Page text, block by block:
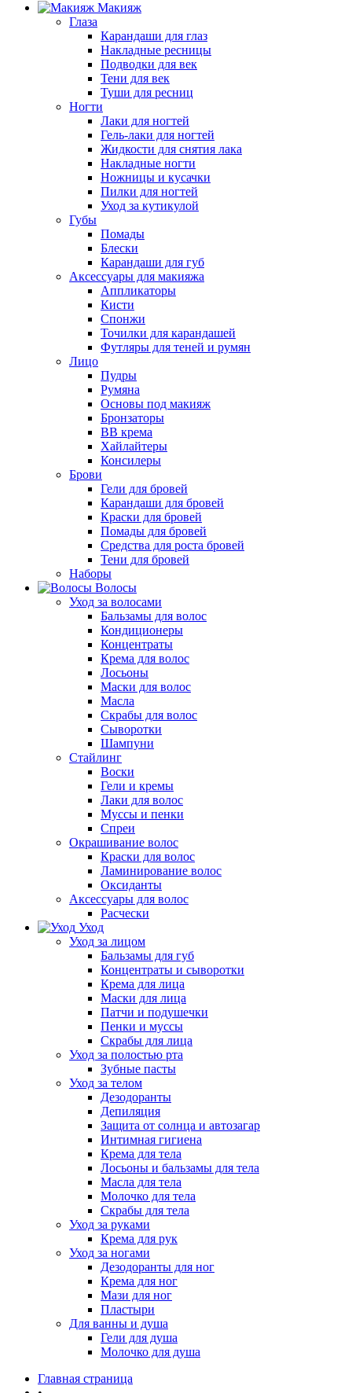
Макияж
Глаза
Карандаши для глаз
Накладные ресницы
Подводки для век
Тени для век
Туши для ресниц
Ногти
Лаки для ногтей
Гель-лаки для ногтей
Жидкости для снятия лака
Накладные ногти
Ножницы и кусачки
Пилки для ногтей
Уход за кутикулой
Губы
Помады
Блески
Карандаши для губ
Аксессуары для макияжа
Аппликаторы
Кисти
Спонжи
Точилки для карандашей
Футляры для теней и румян
Лицо
Пудры
Румяна
Основы под макияж
Бронзаторы
BB крема
Хайлайтеры
Консилеры
Брови
Гели для бровей
Карандаши для бровей
Краски для бровей
Помады для бровей
Средства для роста бровей
Тени для бровей
Наборы
Волосы
Уход за волосами
Бальзамы для волос
Кондиционеры
Концентраты
Крема для волос
Лосьоны
Маски для волос
Масла
Скрабы для волос
Сыворотки
Шампуни
Стайлинг
Воски
Гели и кремы
Лаки для волос
Муссы и пенки
Спреи
Окрашивание волос
Краски для волос
Ламинирование волос
Оксиданты
Аксессуары для волос
Расчески
Уход
Уход за лицом
Бальзамы для губ
Концентраты и сыворотки
Крема для лица
Маски для лица
Патчи и подушечки
Пенки и муссы
Скрабы для лица
Уход за полостью рта
Зубные пасты
Уход за телом
Дезодоранты
Депиляция
Защита от солнца и автозагар
Интимная гигиена
Крема для тела
Лосьоны и бальзамы для тела
Масла для тела
Молочко для тела
Скрабы для тела
Уход за руками
Крема для рук
Уход за ногами
Дезодоранты для ног
Крема для ног
Мази для ног
Пластыри
Для ванны и душа
Гели для душа
Молочко для душа
Главная страница